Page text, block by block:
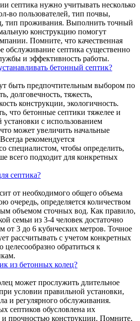
септика нужно учитывать несколько
во пользователей, тип почвы,
тип проживания. Выполнить точный
конструкцию помогут
Помните, что качественная
обслуживание септика существенно
и эффективность работы.
бетонный септик?
быть предпочтительным выбором по
долговечность, тяжесть,
конструкции, экологичность.
что бетонные септики тяжелее и
с использованием
может увеличить начальные
рекомендуется
специалистом, чтобы определить,
всего подходит для конкретных
септика?
от необходимого общего объема
очередь, определяется количеством
объемом сточных вод. Как правило,
семьи из 3-4 человек достаточно
от 3 до 6 кубических метров. Точное
рассчитывать с учетом конкретных
целесообразно обратиться к
из бетонных колец?
может прослужить длительное
условии правильной установки,
и регулярного обслуживания.
септиков обусловлена их
и прочностью конструкции. Помните,